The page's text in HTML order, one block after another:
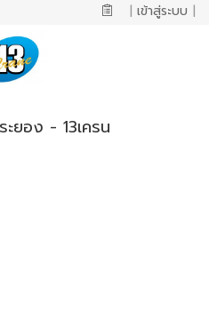
| เข้าสู่ระบบ |
ะยอง - 13เครน